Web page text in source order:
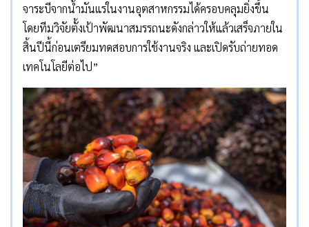
จาระบีจากน้ำมันแร่ในงานอุตสาหกรรมได้ครอบคลุมยิ่งขึ้น
โดยทีมวิจัยตั้งเป้าพัฒนาสมรรถนะดังกล่าวให้แล้วเสร็จภายใน
สิ้นปีนี้ก่อนเตรียมทดสอบการใช้งานจริง และเปิดรับถ่ายทอด
เทคโนโลยีต่อไป”